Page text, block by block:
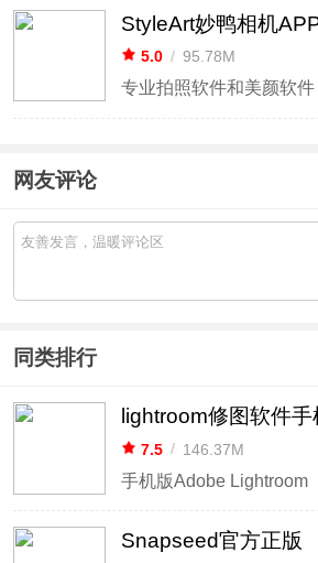
StyleArt妙鸭相机
5.0 / 95.78M
专业拍照软件和美颜软件
网友评论
同类排行
lightroom修图软件手
7.5 / 146.37M
手机版Adobe Lightroom
Snapseed官方正版